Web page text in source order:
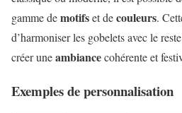
gamme demotifset decouleurs.
d’harmoniser les gobelets avec le
créer uneambiancecohérente et
Exemples de personnalisation